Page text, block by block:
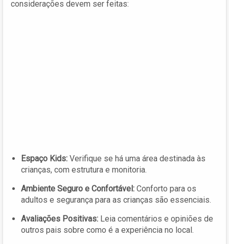
considerações devem ser feitas:
Espaço Kids: Verifique se há uma área destinada às
crianças, com estrutura e monitoria.
Ambiente Seguro e Confortável: Conforto para os
adultos e segurança para as crianças são essenciais.
Avaliações Positivas: Leia comentários e opiniões de
outros pais sobre como é a experiência no local.